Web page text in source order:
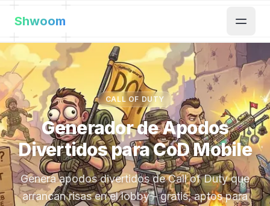
Shwoom
CALL OF DUTY
Generador de Apodos
Divertidos para CoD Mobile
Genera apodos divertidos de Call of Duty que
arrancan risas en el lobby - gratis, aptos para